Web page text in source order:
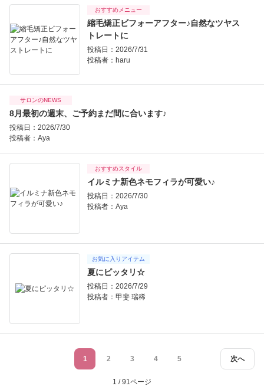
おすすめメニュー
縮毛矯正ビフォーアフター♪自然なツヤス
トレートに
投稿日：2026/7/31
投稿者： haru
サロンのNEWS
8月最初の週末、ご予約まだ間に合います♪
投稿日：2026/7/30
投稿者： Aya
おすすめスタイル
イルミナ新色ネモフィラが可愛い♪
投稿日：2026/7/30
投稿者： Aya
お気に入りアイテム
夏にピッタリ☆
投稿日：2026/7/29
投稿者： 甲斐 瑞稀
次へ
1 2 3 4 5
1 / 91ページ